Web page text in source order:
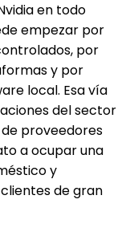
en todo
empezar por
por
y por
local. Esa vía
del sector
proveedores
a ocupar una
y
de gran